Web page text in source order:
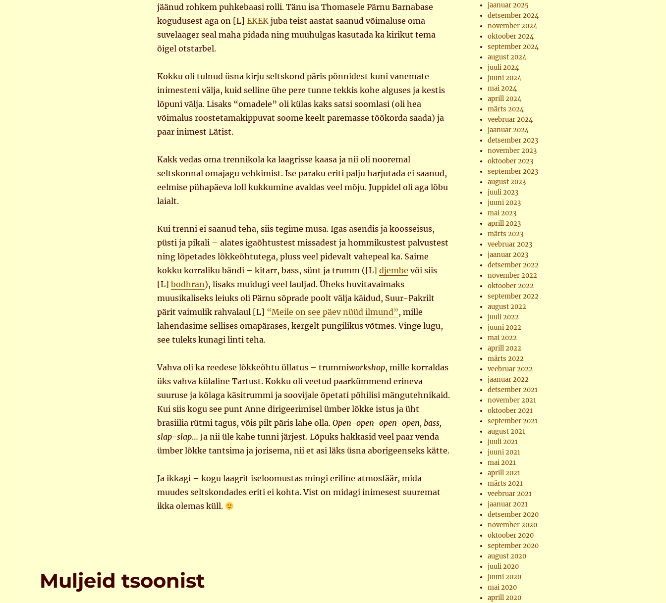
jäänud rohkem puhkebaasi rolli. Tänu isa Thomasele Pärnu Barnabase
kogudusest aga on [L] EKEKjuba teist aastat saanud võimaluse oma
suvelaager seal maha pidada ning muuhulgas kasutada ka kirikut tema
õigel otstarbel.
Kokku oli tulnud üsna kirju seltskond päris põnnidest kuni vanemate
inimesteni välja, kuid selline ühe pere tunne tekkis kohe alguses ja kestis
lõpuni välja. Lisaks “omadele” oli külas kaks satsi soomlasi (oli hea
võimalus roostetamakippuvat soome keelt paremasse töökorda saada) ja
paar inimest Lätist.
Kakk vedas oma trennikola ka laagrisse kaasa ja nii oli nooremal
seltskonnal omajagu vehkimist. Ise paraku eriti palju harjutada ei saanud,
eelmise pühapäeva loll kukkumine avaldas veel mõju. Juppidel oli aga lõbu
laialt.
Kui trenni ei saanud teha, siis tegime musa. Igas asendis ja koosseisus,
püsti ja pikali – alates igaõhtustest missadest ja hommikustest palvustest
ning lõpetades lõkkeõhtutega, pluss veel pidevalt vahepeal ka. Saime
kokku korraliku bändi – kitarr, bass, sünt ja trumm ([L] djembe või siis
[L] bodhran), lisaks muidugi veel lauljad. Üheks huvitavaimaks
muusikaliseks leiuks oli Pärnu sõprade poolt välja käidud, Suur-Pakrilt
pärit vaimulik rahvalaul [L] “Meile on see päev nüüd ilmund”, mille
lahendasime sellises omapärases, kergelt pungilikus võtmes. Vinge lugu,
see tuleks kunagi linti teha.
Vahva oli ka reedese lõkkeõhtu üllatus – trummiworkshop, mille korraldas
üks vahva külaline Tartust. Kokku oli veetud paarkümmend erineva
suuruse ja kõlaga käsitrummi ja soovijale õpetati põhilisi mängutehnikaid.
Kui siis kogu see punt Anne dirigeerimisel ümber lõkke istus ja üht
brasiilia rütmi tagus, võis pilt päris lahe olla. Open-open-open-open, bass,
slap-slap… Ja nii üle kahe tunni järjest. Lõpuks hakkasid veel paar venda
ümber lõkke tantsima ja jorisema, nii et asi läks üsna aborigeenseks kätte.
Ja ikkagi – kogu laagrit iseloomustas mingi eriline atmosfäär, mida
muudes seltskondades eriti ei kohta. Vist on midagi inimesest suuremat
ikka olemas küll.
Muljeid tsoonist
jaanuar 2025
detsember 2024
november 2024
oktoober 2024
september 2024
august 2024
juuli 2024
juuni 2024
mai 2024
aprill 2024
märts 2024
veebruar 2024
jaanuar 2024
detsember 2023
november 2023
oktoober 2023
september 2023
august 2023
juuli 2023
juuni 2023
mai 2023
aprill 2023
märts 2023
veebruar 2023
jaanuar 2023
detsember 2022
november 2022
oktoober 2022
september 2022
august 2022
juuli 2022
juuni 2022
mai 2022
aprill 2022
märts 2022
veebruar 2022
jaanuar 2022
detsember 2021
november 2021
oktoober 2021
september 2021
august 2021
juuli 2021
juuni 2021
mai 2021
aprill 2021
märts 2021
veebruar 2021
jaanuar 2021
detsember 2020
november 2020
oktoober 2020
september 2020
august 2020
juuli 2020
juuni 2020
mai 2020
aprill 2020